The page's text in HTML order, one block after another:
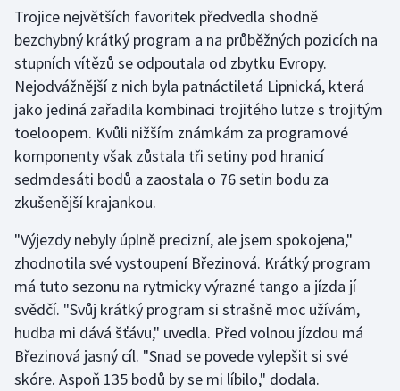
Golf
Gymnastika
Házená
Jezdectví
Judo
Krasobruslení
Lezení
Lyže a snowboard
Moderní pětiboj
Trojice největších favoritek předvedla shodně
bezchybný krátký program a na průběžných pozicích na
stupních vítězů se odpoutala od zbytku Evropy.
Nejodvážnější z nich byla patnáctiletá Lipnická, která
jako jediná zařadila kombinaci trojitého lutze s trojitým
toeloopem. Kvůli nižším známkám za programové
komponenty však zůstala tři setiny pod hranicí
sedmdesáti bodů a zaostala o 76 setin bodu za
zkušenější krajankou.
"Výjezdy nebyly úplně precizní, ale jsem spokojena,"
zhodnotila své vystoupení Březinová. Krátký program
má tuto sezonu na rytmicky výrazné tango a jízda jí
svědčí. "Svůj krátký program si strašně moc užívám,
hudba mi dává šťávu," uvedla. Před volnou jízdou má
Březinová jasný cíl. "Snad se povede vylepšit si své
skóre. Aspoň 135 bodů by se mi líbilo," dodala.